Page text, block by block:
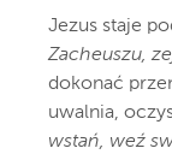
Jezus staje
Zacheuszu,
dokonać
uwalnia,
wstań, weź